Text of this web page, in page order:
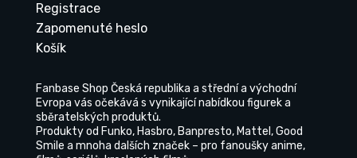
Registrace
Zapomenuté heslo
Košík
Fanbase Shop Česká republika a střední a východní
Evropa vás očekává s vynikající nabídkou figurek a
sběratelských produktů.
Produkty od Funko, Hasbro, Banpresto, Mattel, Good
Smile a mnoha dalších značek – pro fanoušky anime,